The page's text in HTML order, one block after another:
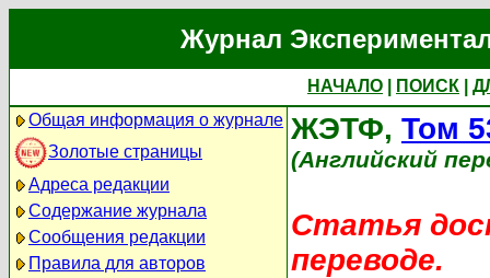
Журнал
НАЧАЛО ПОИСК
Общая информация о журнале
Золотые страницы
Адреса редакции
Содержание журнала
Сообщения редакции
Правила для авторов
ЖЭТФ, Том
(Английский
Статья
переводе.